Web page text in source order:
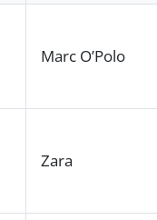
Marc O’Polo
Zara